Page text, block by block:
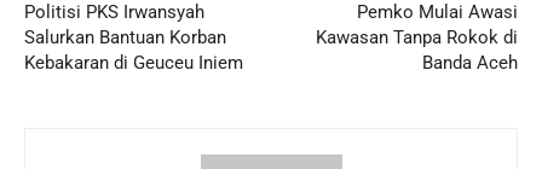
Politisi PKS Irwansyah
Salurkan Bantuan Korban
Kebakaran di Geuceu Iniem
Pemko Mulai Awasi
Kawasan Tanpa Rokok di
Banda Aceh